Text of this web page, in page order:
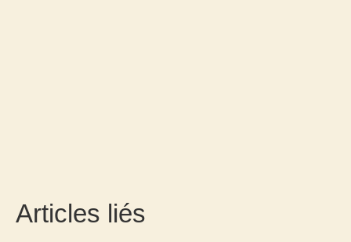
Articles liés